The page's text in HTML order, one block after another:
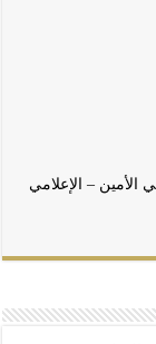
الأمين – الإعلامي